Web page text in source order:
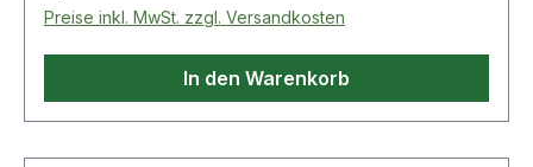
Preise inkl. MwSt. zzgl. Versandkosten
In den Warenkorb